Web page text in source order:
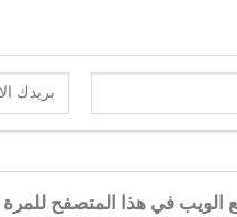
الويب في هذا المتصفح للمرة